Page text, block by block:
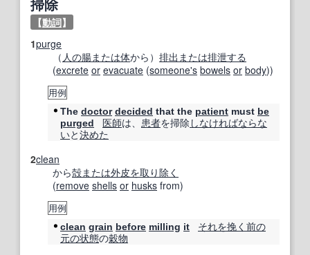
掃除
【動詞】
1purge
（ 人の腸または体から） 排出 または排泄する
(excrete or evacuate (someone's bowels or body))
用例
The doctor decided that the patient must be
purged
医師は、 患者を掃除 しなければならな
いと決めた
2clean
から殻または外皮を取り除く
(remove shells or husks from)
用例
clean grain before milling it それを挽く 前の
元の状態の穀物